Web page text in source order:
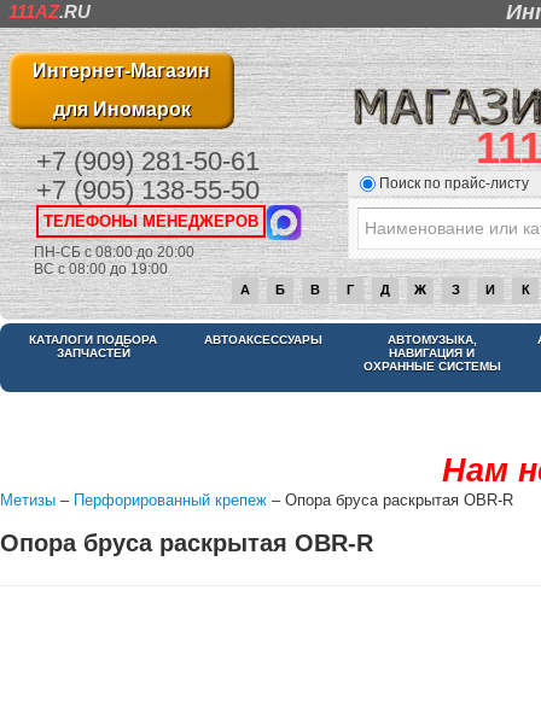
111AZ.RU
Интернет-Магазин
для Иномарок
+7 (909) 281-50-61
+7 (905) 138-55-50
ТЕЛЕФОНЫ МЕНЕДЖЕРОВ
ПН-СБ с 08:00 до 20:00
ВС с 08:00 до 19:00
Поиск по прайс-листу
А Б В Г Д Ж З И К
КАТАЛОГИ ПОДБОРА
ЗАПЧАСТЕЙ
АВТОАКСЕССУАРЫ
АВТОМУЗЫКА,
НАВИГАЦИЯ И
ОХРАННЫЕ СИСТЕМЫ
Нам
Метизы – Перфорированный крепеж – Опора бруса раскрытая OBR-R
Опора бруса раскрытая OBR-R